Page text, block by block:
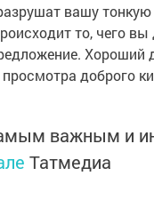
вашу тонкую
то, чего
Хороший
доброго
важным и
Татмедиа